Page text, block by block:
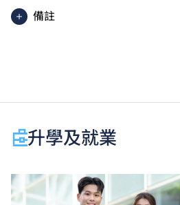
備註
於申請入學時只可計算一科其
目）。2024年及以前之其他語
香港中學文憑考試科目成績達
級」。 2025年或以後之法語
升學及就業